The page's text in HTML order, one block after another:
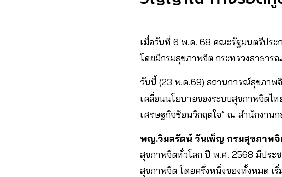
เมื่อวันที่ 6 พ.ค. 68 คณะรัฐมนตรีประ
โดยมีกรมสุขภาพจิต กระทรวงสาธาร
วันนี้ (23 พ.ค.69) สถานการณ์สุขภาพ
เคลื่อนนโยบายของระบบสุขภาพจิตไ
เศรษฐกิจซ้อนวิกฤตใจ” ณ สำนักงาน
พญ.วิมลรัตน์ วันเพ็ญ กรมสุขภาพจิ
สุขภาพจิตทั่วโลก ปี พ.ศ. 2568 มีประ
สุขภาพจิต โดยครึ่งหนึ่งของทั้งหมด เ